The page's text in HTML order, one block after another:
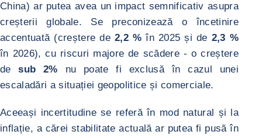
China) ar putea avea un impact semnificativ asupra
creșterii globale. Se preconizează o încetinire
accentuată (creștere de2,2 % în 2025 și de 2,3 %
în 2026), cu riscuri majore de scădere - o creștere
desub 2% nu poate fi exclusă în cazul unei
escaladări a situației geopolitice și comerciale.
Aceeași incertitudine se referă în mod natural și la
inflație, a cărei stabilitate actuală ar putea fi pusă în